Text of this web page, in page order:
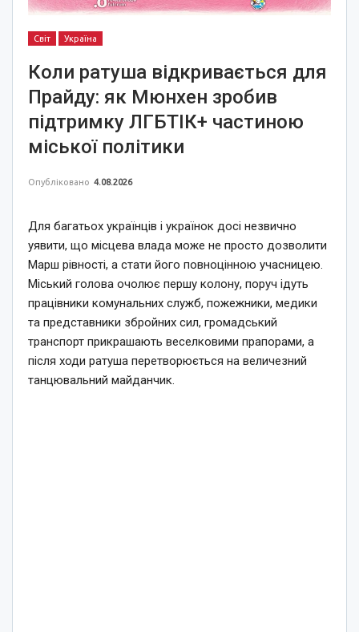
Світ Україна
Коли ратуша відкривається для
Прайду: як Мюнхен зробив
підтримку ЛГБТІК+ частиною
міської політики
Опубліковано 4.08.2026
Для багатьох українців і українок досі незвично
уявити, що місцева влада може не просто дозволити
Марш рівності, а стати його повноцінною учасницею.
Міський голова очолює першу колону, поруч ідуть
працівники комунальних служб, пожежники, медики
та представники збройних сил, громадський
транспорт прикрашають веселковими прапорами, а
після ходи ратуша перетворюється на величезний
танцювальний майданчик.